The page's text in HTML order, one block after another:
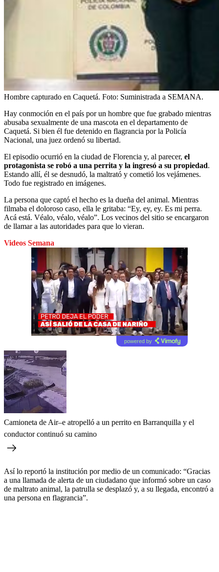
Hombre capturado en Caquetá. Foto: Suministrada a SEMANA.
Hay conmoción en el país por un hombre que fue grabado mientras
abusaba sexualmente de una mascota en el departamento de
Caquetá. Si bien él fue detenido en flagrancia por la Policía
Nacional, una juez ordenó su libertad.
El episodio ocurrió en la ciudad de Florencia y, al parecer, el
protagonista se robó a una perrita y la ingresó a su propiedad.
Estando allí, él se desnudó, la maltrató y cometió los vejámenes.
Todo fue registrado en imágenes.
La persona que captó el hecho es la dueña del animal. Mientras
filmaba el doloroso caso, ella le gritaba: “Ey, ey, ey. Es mi perra.
Acá está. Véalo, véalo, véalo”. Los vecinos del sitio se encargaron
de llamar a las autoridades para que lo vieran.
Videos Semana
powered by
Camioneta de Air–e atropelló a un perrito en Barranquilla y el
conductor continuó su camino
Así lo reportó la institución por medio de un comunicado: “Gracias
a una llamada de alerta de un ciudadano que informó sobre un caso
de maltrato animal, la patrulla se desplazó y, a su llegada, encontró a
una persona en flagrancia”.